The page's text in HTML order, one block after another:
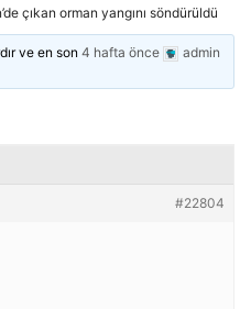
çıkan orman yangını söndürüldü
ve en son4 hafta önce
admin
#22804